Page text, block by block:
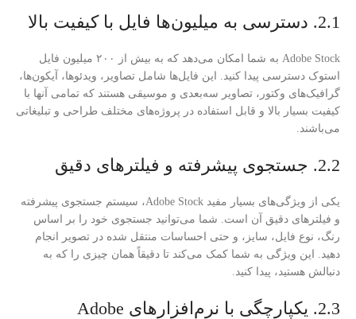
2.1. دسترسی به میلیون‌ها فایل با کیفیت بالا
Adobe Stock به شما امکان می‌دهد که به بیش از ۲۰۰ میلیون فایل
استوک دسترسی پیدا کنید. این فایل‌ها شامل تصاویر، ویدئوها، آیکون‌ها،
گرافیک‌های وکتور، تصاویر سه‌بعدی و موسیقی هستند که تمامی آنها با
کیفیت بسیار بالا و قابل استفاده در پروژه‌های مختلف طراحی و تبلیغاتی
می‌باشند.
2.2. جستجوی پیشرفته و فیلترهای دقیق
یکی از ویژگی‌های بسیار مفید Adobe Stock، سیستم جستجوی پیشرفته
و فیلترهای دقیق آن است. شما می‌توانید جستجوی خود را بر اساس
رنگ، نوع فایل، سایز، و حتی احساسات منتقل شده در تصویر انجام
دهید. این ویژگی به شما کمک می‌کند تا دقیقاً همان چیزی را که به
دنبالش هستید، پیدا کنید.
2.3. یکپارچگی با نرم‌افزارهای Adobe